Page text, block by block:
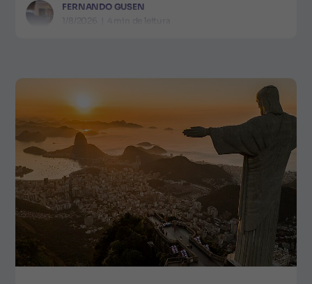
FERNANDO GUSEN
1/8/2026
min de leitura